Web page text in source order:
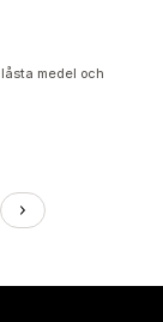
medel och